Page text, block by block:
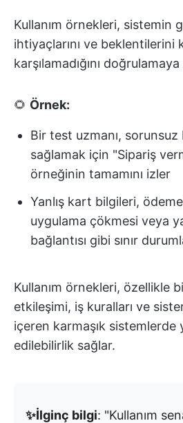
Kullanım örnekleri, sistemin
ihtiyaçlarını ve beklentilerini
karşılamadığını
🌻 Örnek:
Bir test uzmanı,
sağlamak için "Sipariş
örneğinin tamamını izler
Yanlış kart bilgileri, ödeme
uygulama çökmesi veya
bağlantısı gibi sınır
Kullanım örnekleri, özellikle
etkileşimi, iş kuralları ve
içeren karmaşık sistemlerde
edilebilirlik sağlar.
✨İlginç bilgi: "Kullanım